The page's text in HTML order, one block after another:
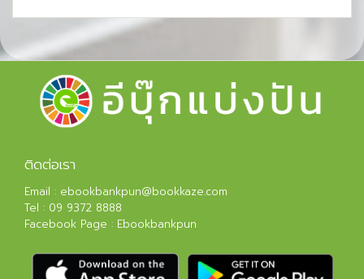
ติดต่อเรา
Email : ebookbankpun@bookkaze.com
Tel : 09 9372 8888
Facebook Page : Ebookbankpun